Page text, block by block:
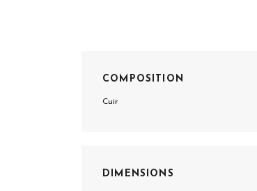
COMPOSITION
Cuir
DIMENSIONS